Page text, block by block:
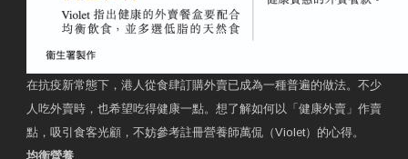
在抗疫新常態下，港人從食肆訂購外賣已成為一種普遍的做法。不少
人吃外賣時，也希望吃得健康一點。想了解如何以「健康外賣」作賣
點，吸引食客光顧，不妨參考註冊營養師萬侃（Violet）的心得。
均衡營養